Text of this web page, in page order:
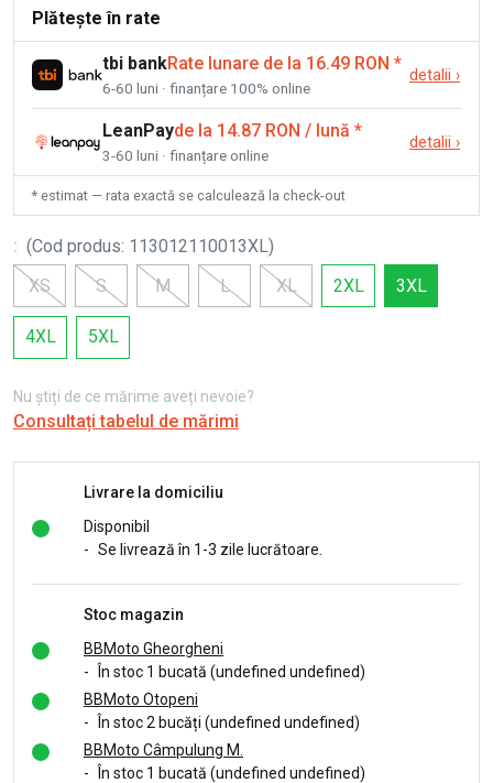
Plătește în rate
tbi bankRate lunare de la 16.49 RON *
6-60 luni · finanțare 100% online
detalii ›
LeanPayde la 14.87 RON / lună *
3-60 luni · finanțare online
detalii ›
* estimat — rata exactă se calculează la check-out
: (Cod produs: 113012110013XL)
XS
S M L XL 2XL 3XL
4XL 5XL
Nu știți de ce mărime aveți nevoie?
Consultați tabelul de mărimi
Livrare la domiciliu
Disponibil
- Se livrează în 1-3 zile lucrătoare.
Stoc magazin
BBMoto Gheorgheni
-
În stoc 1 bucată (undefined undefined)
BBMoto Otopeni
-
În stoc 2 bucăți (undefined undefined)
BBMoto Câmpulung M.
-
În stoc 1 bucată (undefined undefined)